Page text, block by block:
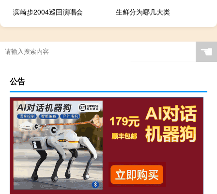
滨崎步2004巡回演唱会
生鲜分为哪几大类
☚
公告